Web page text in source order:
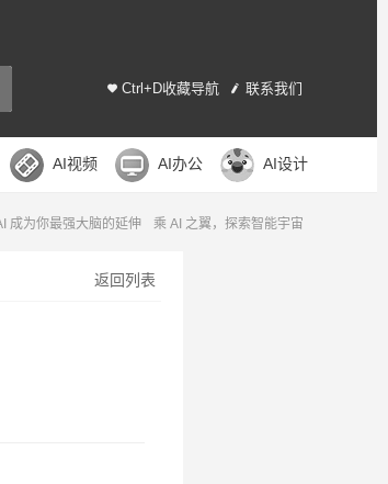
Ctrl+D收藏导航 联系我们
AI视频 AI办公 AI设计
成为你最强大脑的延伸 乘 AI 之翼，探索智能宇宙
返回列表